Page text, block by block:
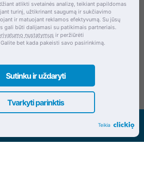
Kaunas, Lietuva
www.dokrinesa.lt
atlikti svetainės analizę, teikiant papildomas
turinį, užtikrinant saugumą ir sukčiavimo
ir matuojant reklamos efektyvumą. Su jūsų
gali būti dalijamasi su patikimais partneriais.
nustatymus ir peržiūrėti
Galite bet kada pakeisti savo pasirinkimą.
Tvarkyti parinktis
Sutinku ir uždaryti
Teikia